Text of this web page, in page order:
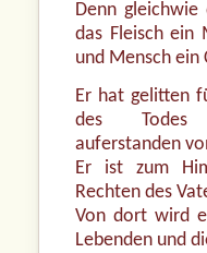
Denn gleichwie
das Fleisch ein
und Mensch ein
Er hat gelitten
des Todes
auferstanden
Er ist zum
Rechten des
Von dort wird
Lebenden und